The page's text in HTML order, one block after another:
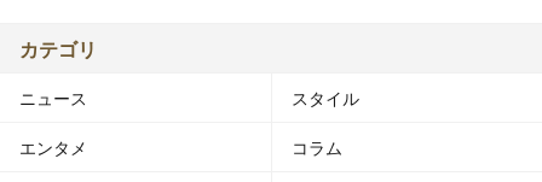
カテゴリ
ニュース スタイル
エンタメ コラム